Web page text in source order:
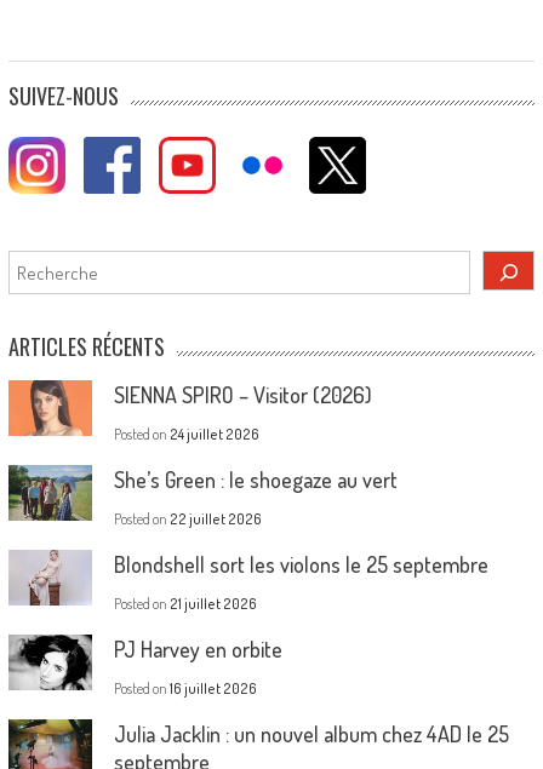
SUIVEZ-NOUS
Rechercher
ARTICLES RÉCENTS
SIENNA SPIRO – Visitor (2026)
Posted on 24 juillet 2026
She’s Green : le shoegaze au vert
Posted on 22 juillet 2026
Blondshell sort les violons le 25 septembre
Posted on 21 juillet 2026
PJ Harvey en orbite
Posted on 16 juillet 2026
Julia Jacklin : un nouvel album chez 4AD le 25
septembre